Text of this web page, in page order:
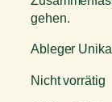
gehen.
Ableger
Nicht vorrätig